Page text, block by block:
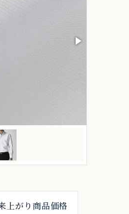
上がり商品価格